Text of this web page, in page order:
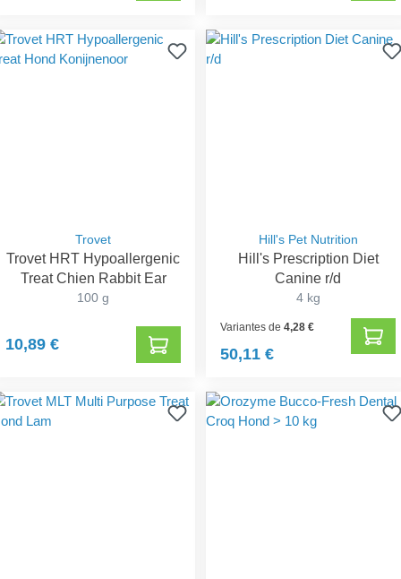
Trovet
Trovet HRT Hypoallergenic
Treat Chien Rabbit Ear
100 g
10,89 €
Hill's Pet Nutrition
Hill's Prescription Diet
Canine r/d
4 kg
Variantes de4,28 €
50,11 €